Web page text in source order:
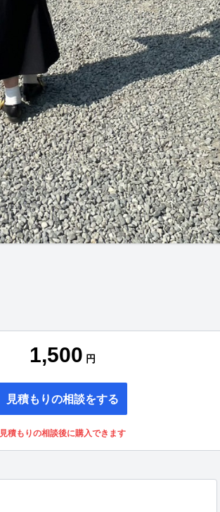
1,500 円
見積もりの相談をする
見積もりの相談後に購入できます